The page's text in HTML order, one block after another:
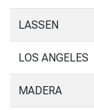
LASSEN
LOS ANGELES
MADERA